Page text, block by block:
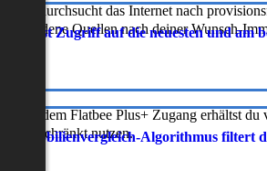
durchsucht das Internet nach
Quellen nach deiner Wunsch-
erhältst Zugriff auf die neuesten und am
mit dem Flatbee Plus+ Zugang erhältst
nutzen.
Immobilienvergleich-Algorithmus filtert